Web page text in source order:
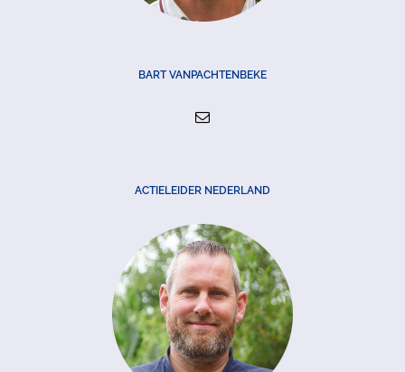
BART VANPACHTENBEKE
ACTIELEIDER NEDERLAND